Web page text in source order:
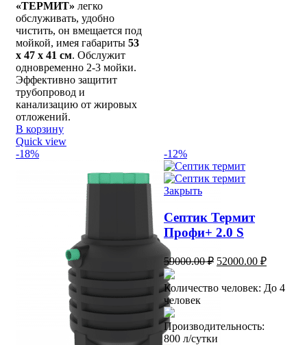
«ТЕРМИТ» легко
обслуживать, удобно
чистить, он вмещается под
мойкой, имея габариты 53
х 47 х 41 см. Обслужит
одновременно 2-3 мойки.
Эффективно защитит
трубопровод и
канализацию от жировых
отложений.
В корзину
Quick view
-18% -12%
Закрыть
Септик Термит
Профи+ 2.0 S
59000.00₽ Первоначальная
составляла
59000.00 ₽.
52000.00 ₽Текущая
Количество человек: До 4
человек
Производительность:
800 л/сутки